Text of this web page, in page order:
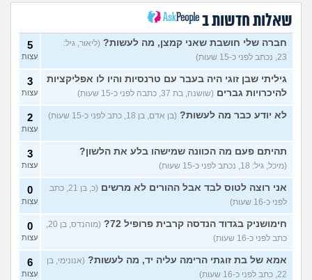
אשתי?
(אורי, בן 33)
8
עצות
הבת שלי מדוכדכת שאני ואביה
מבוגרים... איך מתמודדים?
בת 45)
למה (זורו, בן 40)
5
עצות
בן 10 לא רוצה שאנחנו ההורים
נהיה נוכחים במסיבת סיום של
הכיתה
(גורי, בן 42)
9
עצות
הטוב להשאר בבגד לאורך זמן
(מתלמדת, בת 50)
7
עצות
איך לומר להורים שאני רוצה
להיות חילוני?
(אהרן, בן 17)
9
עצות
שאלות חדשות ב
חברה שלי חושבת שאני קמצן, מה לעשות? (ליאור, גיל:
23, נכתב לפני כ-15 שעות)
5
עצות
גיליתי שבן זוגי היה בעבר עם טרנסיות והיו לו אפליקציות
להיכרויות גברים (שושנה, בת 37, כתבה לפני כ-15 שעות)
3
עצות
לא יודע כבר מה לעשות? (בן אדם, בן 18, כתב לפני כ-15 שעות) 2
עצות
תהיתם פעם מה הכוונה שמישהו בלע את הלשון?
(מיכל, גיל: 18, נכתב לפני כ-15 שעות)
3
עצות
אני רוצה לטוס לבד אבל ההורים לא מרשים
(כ, בן 21, כתב
לפני כ-16 שעות)
0
עצות
חימושניק בגדוד הנדסה קרבית פרופיל 72?
(מוהנדס, בן 20,
כתב לפני כ-16 שעות)
0
עצות
אמא של בת זוגתי הרימה עליה יד, מה לעשות? (אנונימי, בן
22, כתב לפני כ-16 שעות)
6
עצות